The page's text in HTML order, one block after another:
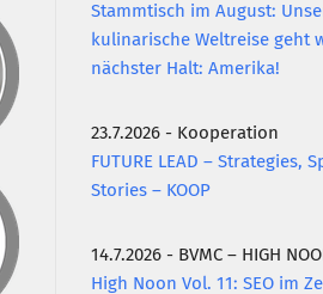
Stammtisch im August:
kulinarische Weltreise geht
nächster Halt: Amerika!
23.7.2026 - Kooperation
FUTURE LEAD – Strategies,
Stories – KOOP
14.7.2026 - BVMC – HIGH
High Noon Vol. 11: SEO im